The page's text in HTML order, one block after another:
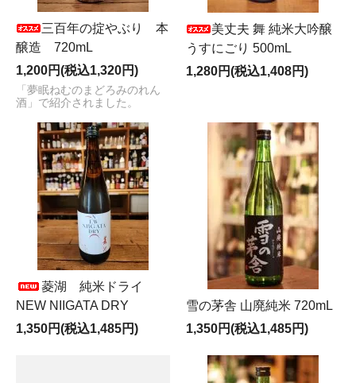
三百年の掟やぶり 本
醸造 720mL
1,200円(税込1,320円)
「夢眠ねむのまどろみのれん
酒」で紹介されました。
美丈夫 舞 純米大吟醸
うすにごり 500mL
1,280円(税込1,408円)
菱湖 純米ドライ
NEW NIIGATA DRY
1,350円(税込1,485円)
雪の茅舎 山廃純米 720mL
1,350円(税込1,485円)